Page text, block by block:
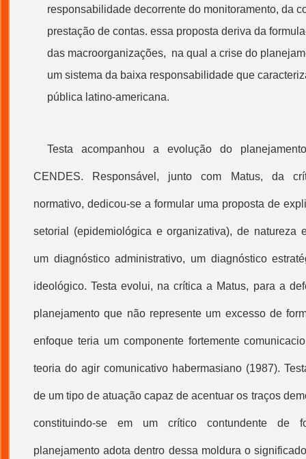
responsabilidade decorrente do monitoramento, da
prestação de contas. essa proposta deriva da
das macroorganizações, na qual a crise do
um sistema da baixa responsabilidade que
pública latino-americana.
Testa acompanhou a evolução do
CENDES. Responsável, junto com Matus, da
normativo, dedicou-se a formular uma proposta de
setorial (epidemiológica e organizativa), de natureza
um diagnóstico administrativo, um diagnóstico
ideológico. Testa evolui, na crítica a Matus, para a
planejamento que não represente um excesso de
enfoque teria um componente fortemente
teoria do agir comunicativo habermasiano (1987).
de um tipo de atuação capaz de acentuar os traços
constituindo-se em um crítico contundente de
planejamento adota dentro dessa moldura o